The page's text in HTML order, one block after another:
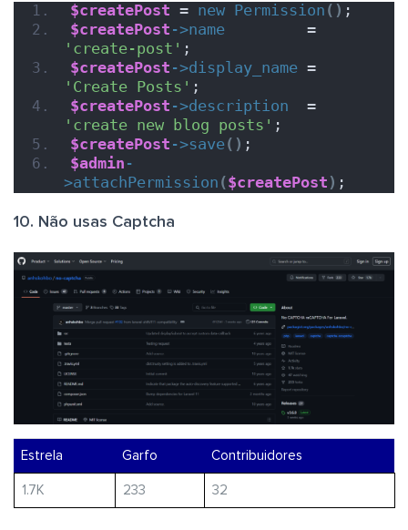
$createPost = new Permission () ;
$createPost ->name
'create-post' ;
$createPost ->display_name
'Create Posts' ;
$createPost ->description
'create new blog posts' ;
$createPost ->save() ;
$admin -
>attachPermission ($createPost ) ;
10. Não usas Captcha
Estrela Garfo Contribuidores
1.7K 233 32